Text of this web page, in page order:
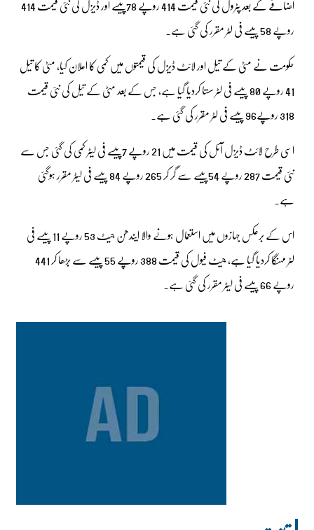
اضافے کے بعد پٹرول کی نئی قیمت 414 روپے 78پیسے اور ڈیزل کی نئی قیمت 414
روپے 58 پیسے فی لٹر مقرر کی گئی ہے۔
حکومت نے مٹی کے تیل اور لائٹ ڈیزل کی قیمتوں میں کمی کا اعلان کیا، مٹی کا تیل
41 روپے 80 پیسے فی لٹر سستا کردیا گیا ہے، جس کے بعد مٹی کے تیل کی نئی قیمت
318 روپے96 پیسے فی لٹر مقرر کی گئی ہے۔
اسی طرح لائٹ ڈیزل آئل کی قیمت میں 21 روپے 7پیسے فی لیٹر کمی کی گئی جس سے
نئی قیمت 287 روپے 54پیسے سے گر کر 265 روپے 84 پیسے فی لیٹر مقرر ہوگئی
ہے۔
اس کے برعکس جہازوں میں استعمال ہونے والا ایندھن جیٹ 53 روپے 11 پیسے فی
لٹر مہنگا کردیا گیا ہے، جیٹ فیول کی قیمت 388 روپے 55 پیسے سے بڑھا کر 441
روپے 66 پیسے فی لیٹر مقرر کی گئی ہے۔